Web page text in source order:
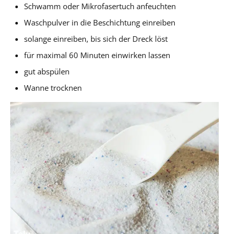
Schwamm oder Mikrofasertuch anfeuchten
Waschpulver in die Beschichtung einreiben
solange einreiben, bis sich der Dreck löst
für maximal 60 Minuten einwirken lassen
gut abspülen
Wanne trocknen